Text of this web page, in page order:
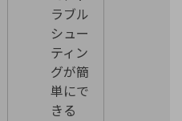
ラブル
シュー
ティン
グが簡
単にで
きる